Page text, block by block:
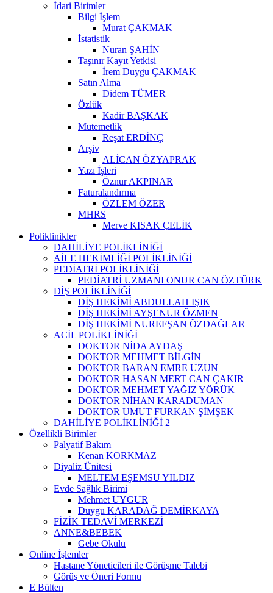
İdari Birimler
Bilgi İşlem
Murat ÇAKMAK
İstatistik
Nuran ŞAHİN
Taşınır Kayıt Yetkisi
İrem Duygu ÇAKMAK
Satın Alma
Didem TÜMER
Özlük
Kadir BAŞKAK
Mutemetlik
Reşat ERDİNÇ
Arşiv
ALİCAN ÖZYAPRAK
Yazı İşleri
Öznur AKPINAR
Faturalandırma
ÖZLEM ÖZER
MHRS
Merve KISAK ÇELİK
Poliklinikler
DAHİLİYE POLİKLİNİĞİ
AİLE HEKİMLİĞİ POLİKLİNİĞİ
PEDİATRİ POLİKLİNİĞİ
PEDİATRİ UZMANI ONUR CAN ÖZTÜRK
DİŞ POLİKLİNİĞİ
DİŞ HEKİMİ ABDULLAH IŞIK
DİŞ HEKİMİ AYŞENUR ÖZMEN
DİŞ HEKİMİ NUREFŞAN ÖZDAĞLAR
ACİL POLİKLİNİĞİ
DOKTOR NİDA AYDAŞ
DOKTOR MEHMET BİLGİN
DOKTOR BARAN EMRE UZUN
DOKTOR HASAN MERT CAN ÇAKIR
DOKTOR MEHMET YAĞIZ YÖRÜK
DOKTOR NİHAN KARADUMAN
DOKTOR UMUT FURKAN ŞİMŞEK
DAHİLİYE POLİKLİNİĞİ 2
Özellikli Birimler
Palyatif Bakım
Kenan KORKMAZ
Diyaliz Ünitesi
MELTEM EŞEMSU YILDIZ
Evde Sağlık Birimi
Mehmet UYGUR
Duygu KARADAĞ DEMİRKAYA
FİZİK TEDAVİ MERKEZİ
ANNE&BEBEK
Gebe Okulu
Online İşlemler
Hastane Yöneticileri ile Görüşme Talebi
Görüş ve Öneri Formu
E Bülten